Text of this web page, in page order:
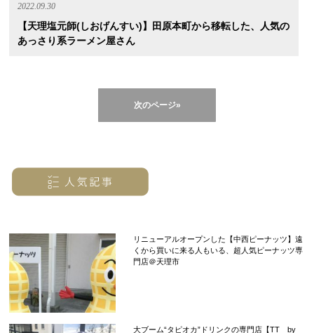
2022.09.30
【天理塩元師(しおげんすい)】田原本町から移転した、人気の
あっさり系ラーメン屋さん
次のページ»
リニューアルオープンした【中西ピーナッツ】遠
くから買いに来る人もいる、超人気ピーナッツ専
門店＠天理市
大ブーム“タピオカ”ドリンクの専門店【TT by